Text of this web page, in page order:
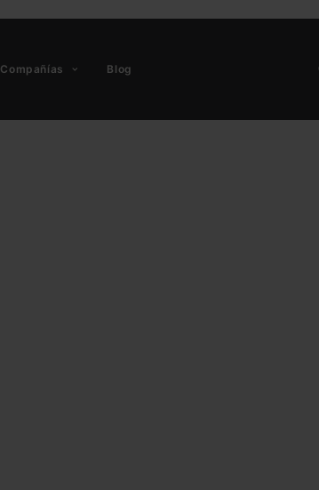
Compañías Blog